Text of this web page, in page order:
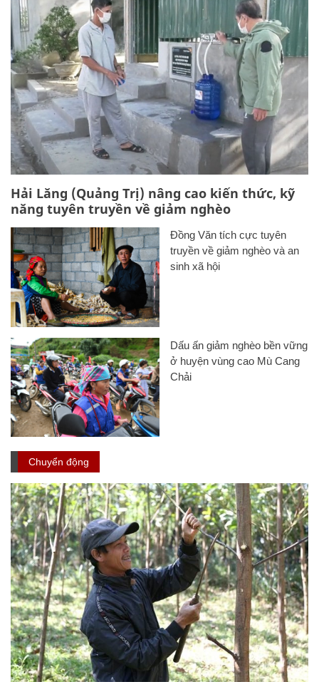
Hải Lăng (Quảng Trị) nâng cao kiến thức, kỹ
năng tuyên truyền về giảm nghèo
Đồng Văn tích cực tuyên
truyền về giảm nghèo và an
sinh xã hội
Dấu ấn giảm nghèo bền vững
ở huyện vùng cao Mù Cang
Chải
Chuyển động